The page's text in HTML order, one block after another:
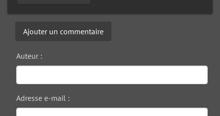
Ajouter un commentaire
Auteur :
Adresse e-mail :